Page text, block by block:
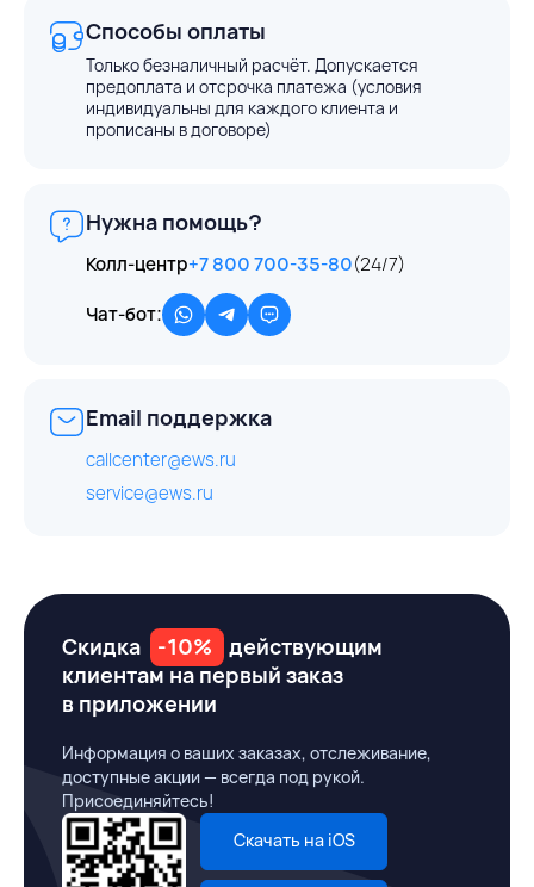
Способы оплаты
Только безналичный расчёт. Допускается
предоплата и отсрочка платежа (условия
индивидуальны для каждого клиента и
прописаны в договоре)
Нужна помощь?
Колл-центр+7 800 700-35-80(24/7)
Чат-бот:
Email поддержка
callcenter@ews.ru
service@ews.ru
Скидка -10%
действующим
клиентам на первый заказ
в приложении
Информация о ваших заказах, отслеживание,
доступные акции — всегда под рукой.
Присоединяйтесь!
Скачать на iOS